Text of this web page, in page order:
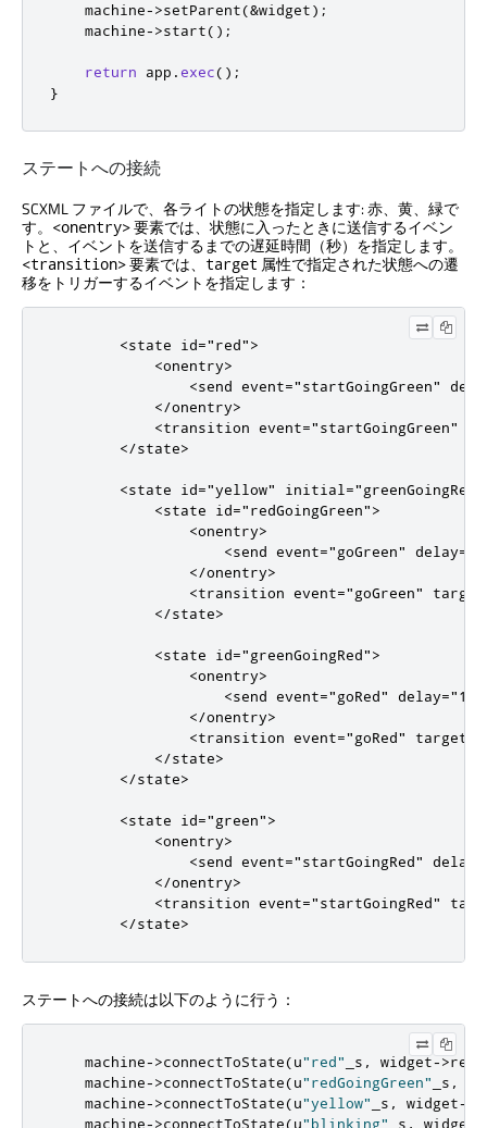
    machine
->setParent(&widget);
    machine
->start();
return app .exec();
}
ステートへの接続
SCXML ファイルで、各ライトの状態を指定します: 赤、黄、緑で
す。 <onentry>要素では、状態に入ったときに送信するイベン
トと、イベントを送信するまでの遅延時間（秒）を指定します。
<transition>要素では、 target 属性で指定された状態への遷
移をトリガーするイベントを指定します：
<state id="red">
<onentry>
<send event="startGoingGreen"
</onentry>
<transition event="startGoingGreen"
</state>
<state id="yellow" initial="greenGoingRed"
<state
id="redGoingGreen">
<onentry>
<send event="goGreen" delay=
</onentry>
<transition event="goGreen" target
</state>
<state id="greenGoingRed">
<onentry>
<send event="goRed" delay="1s"
</onentry>
<transition event="goRed" target
</state>
</state>
<state id="green">
<onentry>
<send event="startGoingRed" delay
</onentry>
<transition event="startGoingRed"
</state>
ステートへの接続は以下のように行う：
    machine
->connectToState(u"red" _s , widget->
    machine
->connectToState(u"redGoingGreen" _s ,
    machine
->connectToState(u"yellow" _s , widget-
    machine
->connectToState(u"blinking" _s , widget